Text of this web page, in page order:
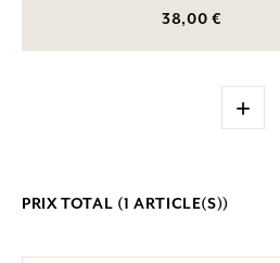
38,00 €
+
PRIX TOTAL (1 ARTICLE(S))